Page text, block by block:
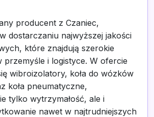
producent z Czaniec,
dostarczaniu najwyższej jakości
które znajdują szerokie
przemyśle i logistyce. W ofercie
wibroizolatory, koła do wózków
koła pneumatyczne,
tylko wytrzymałość, ale i
nawet w najtrudniejszych